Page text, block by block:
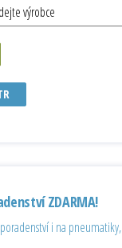
ZDARMA!
i na pneumatiky,